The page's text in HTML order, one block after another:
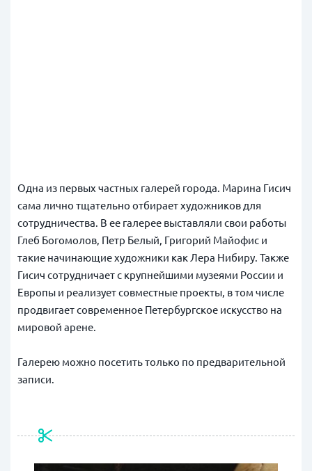
Одна из первых частных галерей города. Марина Гисич
сама лично тщательно отбирает художников для
сотрудничества. В ее галерее выставляли свои работы
Глеб Богомолов, Петр Белый, Григорий Майофис и
такие начинающие художники как Лера Нибиру. Также
Гисич сотрудничает с крупнейшими музеями России и
Европы и реализует совместные проекты, в том числе
продвигает современное Петербургское искусство на
мировой арене.
Галерею можно посетить только по предварительной
записи.